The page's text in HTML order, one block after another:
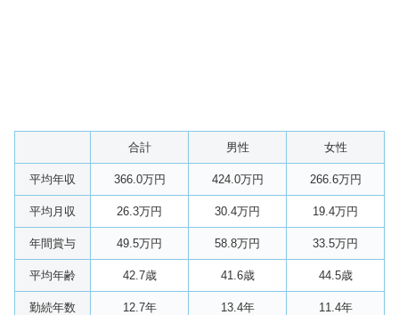
合計 男性 女性
平均年収 366.0万円 424.0万円 266.6万円
平均月収 26.3万円 30.4万円 19.4万円
年間賞与 49.5万円 58.8万円 33.5万円
平均年齢 42.7歳 41.6歳 44.5歳
勤続年数 12.7年 13.4年 11.4年